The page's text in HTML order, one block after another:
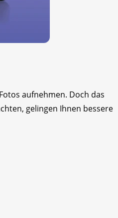
aufnehmen. Doch das
gelingen Ihnen bessere